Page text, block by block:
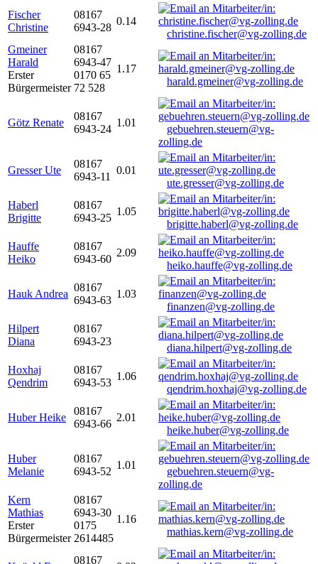
Fischer
Christine
08167
6943-28
0.14
christine.fischer@vg-zolling.de
Gmeiner
Harald
Erster
Bürgermeister
08167
6943-47
0170 65
72 528
1.17
harald.gmeiner@vg-zolling.de
Götz Renate
08167
6943-24
1.01
gebuehren.steuern@vg-
zolling.de
Gresser Ute
08167
6943-11
0.01
ute.gresser@vg-zolling.de
Haberl
Brigitte
08167
6943-25
1.05
brigitte.haberl@vg-zolling.de
Hauffe
Heiko
08167
6943-60
2.09
heiko.hauffe@vg-zolling.de
Hauk Andrea
08167
6943-63
1.03
finanzen@vg-zolling.de
Hilpert
Diana
08167
6943-23
diana.hilpert@vg-zolling.de
Hoxhaj
Qendrim
08167
6943-53
1.06
qendrim.hoxhaj@vg-zolling.de
Huber Heike
08167
6943-66
2.01
heike.huber@vg-zolling.de
Huber
Melanie
08167
6943-52
1.01
gebuehren.steuern@vg-
zolling.de
Kern
Mathias
Erster
Bürgermeister
08167
6943-30
0175
2614485
1.16
mathias.kern@vg-zolling.de
08167